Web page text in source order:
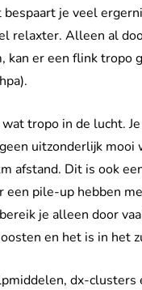
je veel
relaxter. Alleen al
kan er een flink tropo
tropo in de lucht.
uitzonderlijk
afstand. Dit is ook
een pile-up hebben
je alleen door
en het is in het
dx-